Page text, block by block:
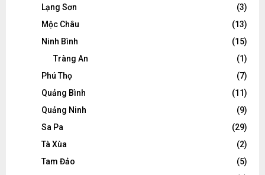
Lạng Sơn
(3)
Mộc Châu
(13)
Ninh Bình
(15)
Tràng An
(1)
Phú Thọ
(7)
Quảng Bình
(11)
Quảng Ninh
(9)
Sa Pa
(29)
Tà Xùa
(2)
Tam Đảo
(5)